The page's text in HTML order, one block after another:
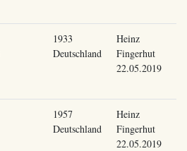
1933
Deutschland
Heinz
Fingerhut
22.05.2019
1957
Deutschland
Heinz
Fingerhut
22.05.2019